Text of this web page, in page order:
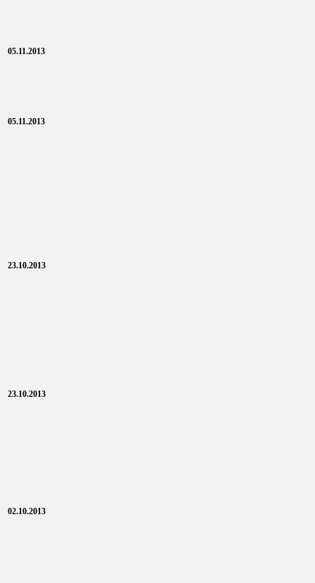
05.11.2013
05.11.2013
23.10.2013
23.10.2013
02.10.2013